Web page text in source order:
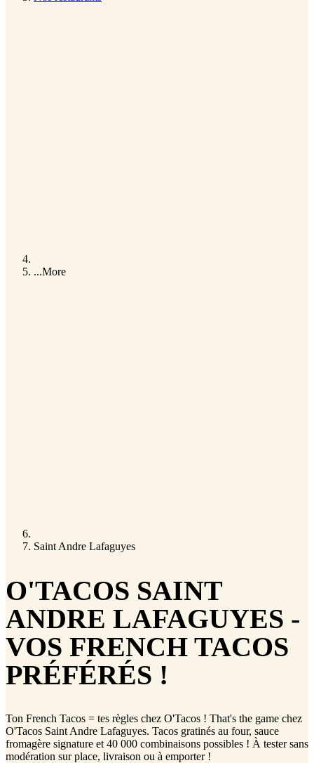
...More
Saint Andre Lafaguyes
O'TACOS SAINT
ANDRE LAFAGUYES -
VOS FRENCH TACOS
PRÉFÉRÉS !
Ton French Tacos = tes règles chez O'Tacos ! That's the game chez
O'Tacos Saint Andre Lafaguyes. Tacos gratinés au four, sauce
fromagère signature et 40 000 combinaisons possibles ! À tester sans
modération sur place, livraison ou à emporter !